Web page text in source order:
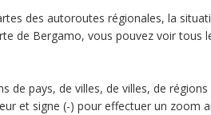
des autoroutes régionales, la
de Bergamo, vous pouvez voir
de pays, de villes, de villes, de
et signe (-) pour effectuer un zoom